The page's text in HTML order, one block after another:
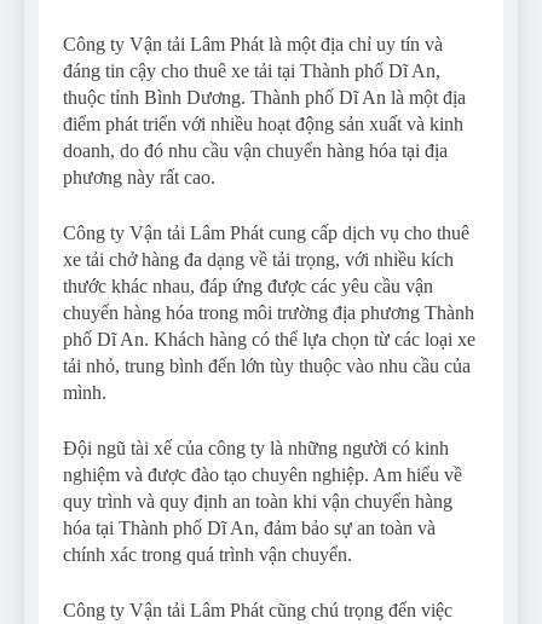
Công ty Vận tải Lâm Phát là một địa chỉ uy tín và
đáng tin cậy cho thuê xe tải tại Thành phố Dĩ An,
thuộc tỉnh Bình Dương. Thành phố Dĩ An là một địa
điểm phát triển với nhiều hoạt động sản xuất và kinh
doanh, do đó nhu cầu vận chuyển hàng hóa tại địa
phương này rất cao.
Công ty Vận tải Lâm Phát cung cấp dịch vụ cho thuê
xe tải chở hàng đa dạng về tải trọng, với nhiều kích
thước khác nhau, đáp ứng được các yêu cầu vận
chuyển hàng hóa trong môi trường địa phương Thành
phố Dĩ An. Khách hàng có thể lựa chọn từ các loại xe
tải nhỏ, trung bình đến lớn tùy thuộc vào nhu cầu của
mình.
Đội ngũ tài xế của công ty là những người có kinh
nghiệm và được đào tạo chuyên nghiệp. Am hiểu về
quy trình và quy định an toàn khi vận chuyển hàng
hóa tại Thành phố Dĩ An, đảm bảo sự an toàn và
chính xác trong quá trình vận chuyển.
Công ty Vận tải Lâm Phát cũng chú trọng đến việc